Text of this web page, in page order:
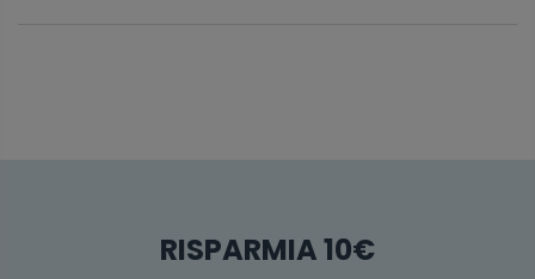
RISPARMIA 10€